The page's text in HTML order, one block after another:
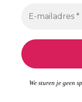
We sturen je geen